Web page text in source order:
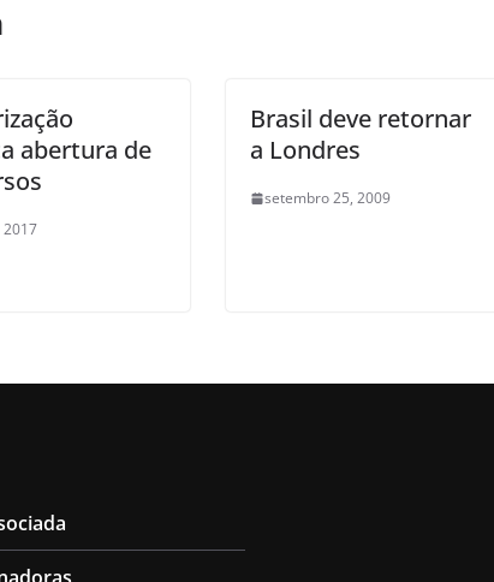
abertura de
2017
Brasil deve retornar
a Londres
setembro 25, 2009